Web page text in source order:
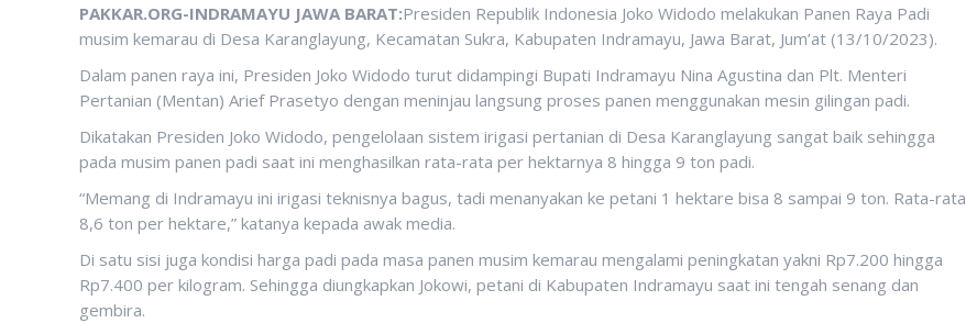
PAKKAR.ORG-INDRAMAYU JAWA BARAT:Presiden Republik Indonesia Joko Widodo melakukan Panen Raya Padi
musim kemarau di Desa Karanglayung, Kecamatan Sukra, Kabupaten Indramayu, Jawa Barat, Jum’at (13/10/2023).
Dalam panen raya ini, Presiden Joko Widodo turut didampingi Bupati Indramayu Nina Agustina dan Plt. Menteri
Pertanian (Mentan) Arief Prasetyo dengan meninjau langsung proses panen menggunakan mesin gilingan padi.
Dikatakan Presiden Joko Widodo, pengelolaan sistem irigasi pertanian di Desa Karanglayung sangat baik sehingga
pada musim panen padi saat ini menghasilkan rata-rata per hektarnya 8 hingga 9 ton padi.
“Memang di Indramayu ini irigasi teknisnya bagus, tadi menanyakan ke petani 1 hektare bisa 8 sampai 9 ton. Rata-rata
8,6 ton per hektare,” katanya kepada awak media.
Di satu sisi juga kondisi harga padi pada masa panen musim kemarau mengalami peningkatan yakni Rp7.200 hingga
Rp7.400 per kilogram. Sehingga diungkapkan Jokowi, petani di Kabupaten Indramayu saat ini tengah senang dan
gembira.